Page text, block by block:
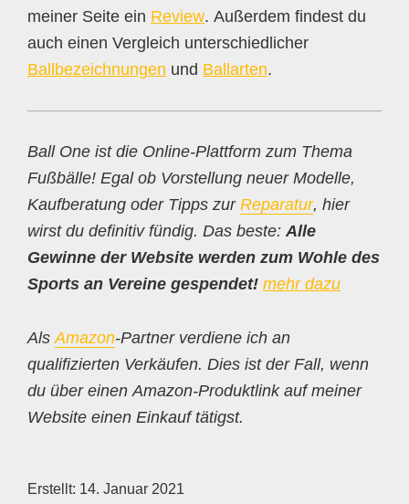
meiner Seite ein Review. Außerdem findest du
auch einen Vergleich unterschiedlicher
Ballbezeichnungen und Ballarten.
Ball One ist die Online-Plattform zum Thema
Fußbälle! Egal ob Vorstellung neuer Modelle,
Kaufberatung oder Tipps zur Reparatur, hier
wirst du definitiv fündig. Das beste: Alle
Gewinne der Website werden zum Wohle des
Sports an Vereine gespendet! mehr dazu
AlsAmazon-Partner verdiene ich an
qualifizierten Verkäufen. Dies ist der Fall, wenn
du über einen Amazon-Produktlink auf meiner
Website einen Einkauf tätigst.
Erstellt: 14. Januar 2021